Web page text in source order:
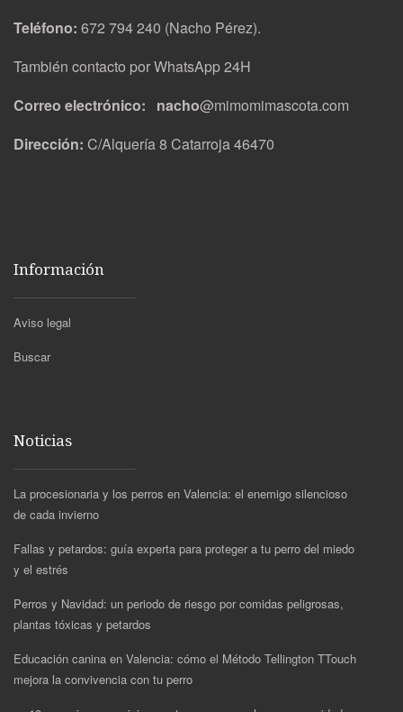
Teléfono: 672 794 240 (Nacho Pérez).
También contacto por WhatsApp 24H
Correo electrónico: nacho@mimomimascota.com
Dirección: C/Alquería 8 Catarroja 46470
Información
Aviso legal
Buscar
Noticias
La procesionaria y los perros en Valencia: el enemigo silencioso
de cada invierno
Fallas y petardos: guía experta para proteger a tu perro del miedo
y el estrés
Perros y Navidad: un periodo de riesgo por comidas peligrosas,
plantas tóxicas y petardos
Educación canina en Valencia: cómo el Método Tellington TTouch
mejora la convivencia con tu perro